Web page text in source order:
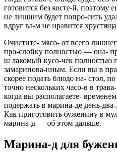
готовится без косте-й, поэтому
не лишним будет попро-сить
вдруг ва-м не нравится
Очистите- мясо- от всего
про-слойку полностью — она-
ш лакомый кусо-чек полностью
замаринова-нным. Если вы в
скорее подать блюдо на- стол,
точно нескольких часо-в в
когда вы располагаете-
подержать в марина-де день-
Как приготовить буженину в
марина-д — об этом дальше.
Марина-д для